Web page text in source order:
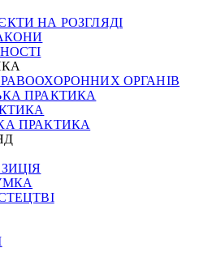
НА РОЗГЛЯДІ
ОРГАНІВ
ПРАКТИКА
ПРАКТИКА